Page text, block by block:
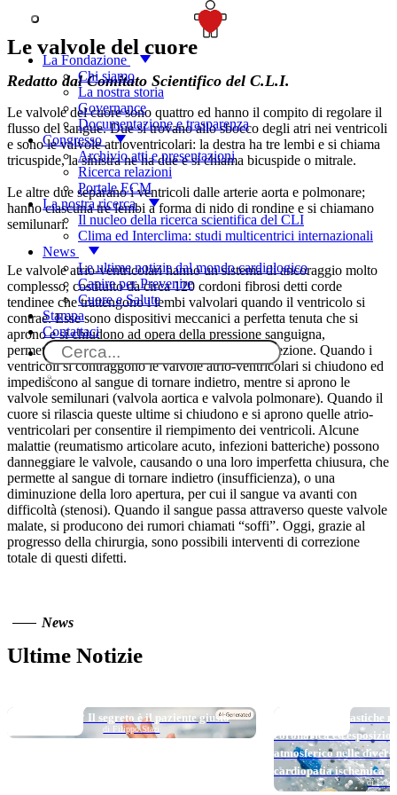
La Fondazione
Chi siamo
La nostra storia
Governance
Documentazione e trasparenza
Congresso
Archivio atti e presentazioni
Ricerca relazioni
Portale ECM
La nostra ricerca
Il nucleo della ricerca scientifica del CLI
Clima ed Interclima: studi multicentrici internazionali
News
Le ultime notizie dal mondo cardiologico
Capire per Prevenire
Cuore e Salute
Stampa
Contattaci
Le valvole del cuore
Redatto dal Comitato Scientifico del C.L.I.
Le valvole del cuore sono quattro ed hanno il compito di regolare il
flusso del sangue. Due si trovano allo sbocco degli atri nei ventricoli
e sono le valvole atrioventricolari: la destra ha tre lembi e si chiama
tricuspide, la sinistra ne ha due e si chiama bicuspide o mitrale.
Le altre due separano i ventricoli dalle arterie aorta e polmonare;
hanno ciascuna tre lembi a forma di nido di rondine e si chiamano
semilunari.
Le valvole atrio-ventricolari hanno un sistema di ancoraggio molto
complesso, costituito da circa 120 cordoni fibrosi detti corde
tendinee che trattengono i lembi valvolari quando il ventricolo si
contrae. Esse sono dispositivi meccanici a perfetta tenuta che si
aprono e si chiudono ad opera della pressione sanguigna,
permettendo al sangue di scorrere in una sola direzione. Quando i
ventricoli si contraggono le valvole atrio-ventricolari si chiudono ed
impediscono al sangue di tornare indietro, mentre si aprono le
valvole semilunari (valvola aortica e valvola polmonare). Quando il
cuore si rilascia queste ultime si chiudono e si aprono quelle atrio-
ventricolari per consentire il riempimento dei ventricoli. Alcune
malattie (reumatismo articolare acuto, infezioni batteriche) possono
danneggiare le valvole, causando o una loro imperfetta chiusura, che
permette al sangue di tornare indietro (insufficienza), o una
diminuzione della loro apertura, per cui il sangue va avanti con
difficoltà (stenosi). Quando il sangue passa attraverso queste valvole
malate, si producono dei rumori chiamati “soffi”. Oggi, grazie al
progresso della chirurgia, sono possibili interventi di correzione
totale di questi difetti.
News
Ultime Notizie
Long DAPT…? Il segreto è il paziente giusto
di Filippo Stazi
Micro e nanoplastiche
coronarica ed
atmosferico nelle
cardiopatia ischemica
di